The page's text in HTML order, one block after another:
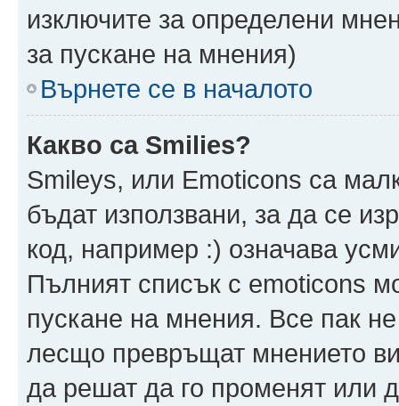
изключите за определени
за пускане на мнения)
Върнете се в началото
Какво са Smilies?
Smileys, или Emoticons са
бъдат използвани, за да се
код, например :) означава
Пълният списък с emoticons
пускане на мнения. Все пак
лесщо превръщат мнението
да решат да го променят или